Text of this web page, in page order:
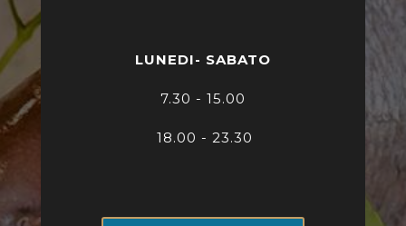
LUNEDI- SABATO
7.30 - 15.00
18.00 - 23.30